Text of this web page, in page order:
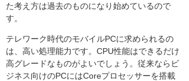
た考え方は過去のものになり始めているので
す。
テレワーク時代のモバイルPCに求められるの
は、高い処理能力です。CPU性能はできるだけ
高グレードなものがよいでしょう。従来ならビ
ジネス向けのPCにはCoreプロセッサーを搭載